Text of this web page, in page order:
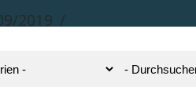
2019